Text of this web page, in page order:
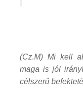
(Cz.M) Mi kell
maga is jól
célszerű